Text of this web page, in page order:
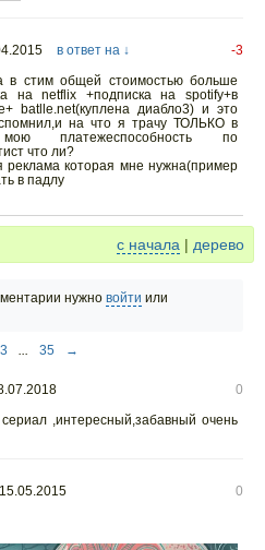
в ответ на ↓
-3
в стим общей стоимостью больше
на netflix +подписка на spotify+в
batlle.net(куплена диабло3) и это
на что я трачу ТОЛЬКО в
платежеспособность по
что ли?
которая мне нужна(пример
в падлу
с начала | дерево
нужно войти или
3 ... 35 →
0
,интересный,забавный очень
0